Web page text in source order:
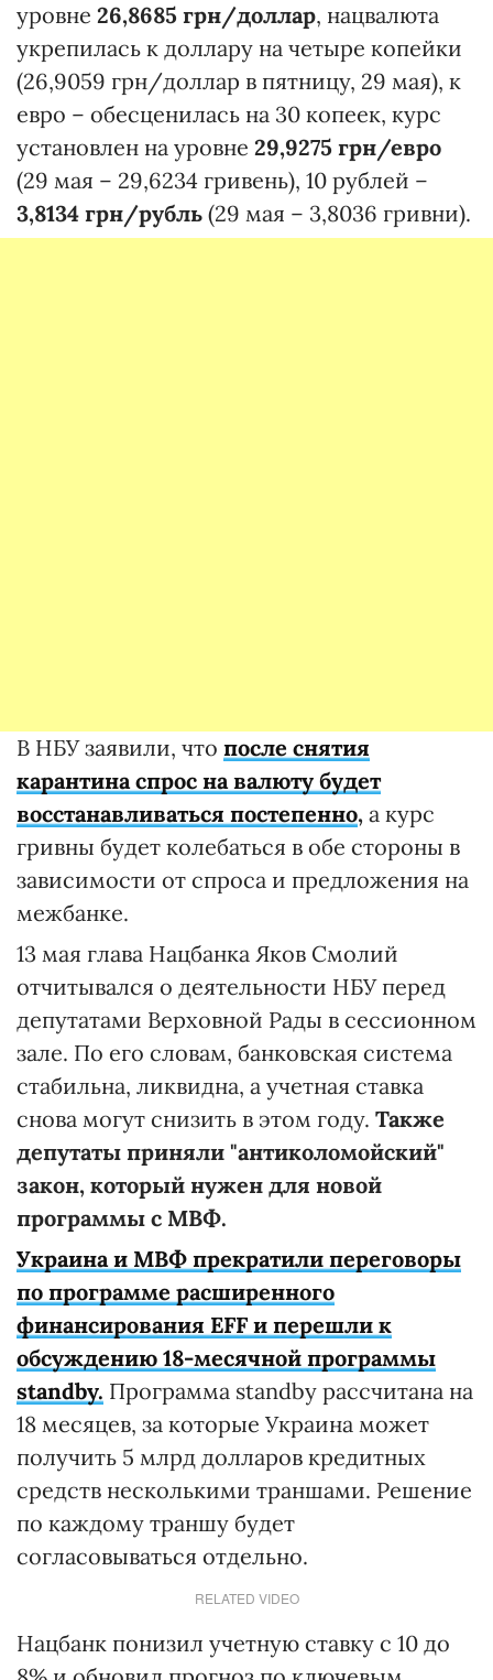
уровне 26,8685 грн/доллар, нацвалюта
укрепилась к доллару на четыре копейки
(26,9059 грн/доллар в пятницу, 29 мая), к
евро – обесценилась на 30 копеек, курс
установлен на уровне 29,9275 грн/евро
(29 мая – 29,6234 гривень), 10 рублей –
3,8134 грн/рубль (29 мая – 3,8036 гривни).
В НБУ заявили, что после снятия
карантина спрос на валюту будет
восстанавливаться постепенно, а курс
гривны будет колебаться в обе стороны в
зависимости от спроса и предложения на
межбанке.
13 мая глава Нацбанка Яков Смолий
отчитывался о деятельности НБУ перед
депутатами Верховной Рады в сессионном
зале. По его словам, банковская система
стабильна, ликвидна, а учетная ставка
снова могут снизить в этом году. Также
депутаты приняли "антиколомойский"
закон, который нужен для новой
программы с МВФ.
Украина и МВФ прекратили переговоры
по программе расширенного
финансирования EFF и перешли к
обсуждению 18-месячной программы
standby. Программа standby рассчитана на
18 месяцев, за которые Украина может
получить 5 млрд долларов кредитных
средств несколькими траншами. Решение
по каждому траншу будет
согласовываться отдельно.
RELATED VIDEO
Нацбанк понизил учетную ставку с 10 до